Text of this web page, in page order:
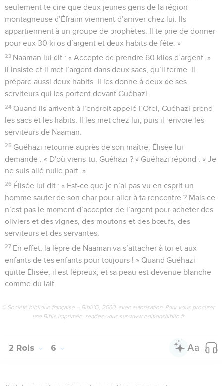
seulement te dire que deux jeunes gens de la région
montagneuse d’Éfraïm viennent d’arriver chez lui. Ils
appartiennent à un groupe de prophètes. Il te prie de donner
pour eux 30 kilos d’argent et deux habits de fête. »
23 Naaman lui dit : « Accepte de prendre 60 kilos d’argent. »
Il insiste et il met l’argent dans deux sacs, qu’il ferme. Il
prépare aussi deux habits. Il les donne à deux de ses
serviteurs qui les portent devant Guéhazi.
24 Quand ils arrivent à l’endroit appelé l’Ofel, Guéhazi prend
les sacs et les habits. Il les met chez lui, puis il renvoie les
serviteurs de Naaman.
25 Guéhazi retourne auprès de son maître. Élisée lui
demande : « D’où viens-tu, Guéhazi ? » Guéhazi répond : « Je
ne suis allé nulle part. »
26 Élisée lui dit : « Est-ce que je n’ai pas vu en esprit un
homme sauter de son char pour aller à ta rencontre ? Mais ce
n’est pas le moment d’accepter de l’argent pour acheter des
oliviers et des vignes, des moutons et des bœufs, des
serviteurs et des servantes.
27 En effet, la lèpre de Naaman va s’attacher à toi et aux
enfants de tes enfants pour toujours ! » Quand Guéhazi
quitte Élisée, il est lépreux, et sa peau est devenue blanche
comme du lait.
© Société biblique française – Bibli’O, 2000, avec autorisation. Pour vous procurer
une Bible imprimée, rendez-vous sur www.editionsbiblio.fr
2 Rois 6